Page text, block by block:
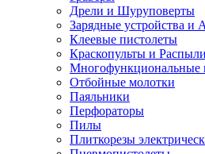
Дрели и Шуруповерты
Зарядные устройства и
Клеевые пистолеты
Краскопульты и
Многофункциональные
Отбойные молотки
Паяльники
Перфораторы
Пилы
Плиткорезы